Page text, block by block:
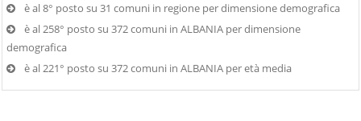
è al 8° posto su 31 comuni in regione per dimensione demografica
è al 258° posto su 372 comuni in ALBANIA per dimensione
demografica
è al 221° posto su 372 comuni in ALBANIA per età media